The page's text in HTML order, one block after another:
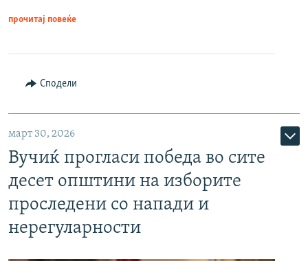
прочитај повеќе
Сподели
март 30, 2026
Вучиќ прогласи победа во сите
десет општини на изборите
проследени со напади и
нерегуларности